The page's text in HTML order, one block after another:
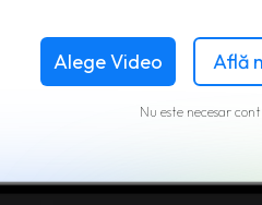
Alege Video Află
Nu este necesar cont